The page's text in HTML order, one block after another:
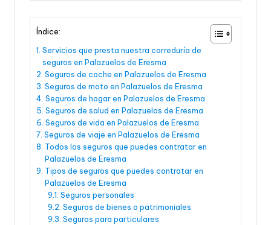
Índice:
Servicios que presta nuestra correduría de
seguros en Palazuelos de Eresma
Seguros de coche en Palazuelos de Eresma
Seguros de moto en Palazuelos de Eresma
Seguros de hogar en Palazuelos de Eresma
Seguros de salud en Palazuelos de Eresma
Seguros de vida en Palazuelos de Eresma
Seguros de viaje en Palazuelos de Eresma
Todos los seguros que puedes contratar en
Palazuelos de Eresma
Tipos de seguros que puedes contratar en
Palazuelos de Eresma
Seguros personales
Seguros de bienes o patrimoniales
Seguros para particulares